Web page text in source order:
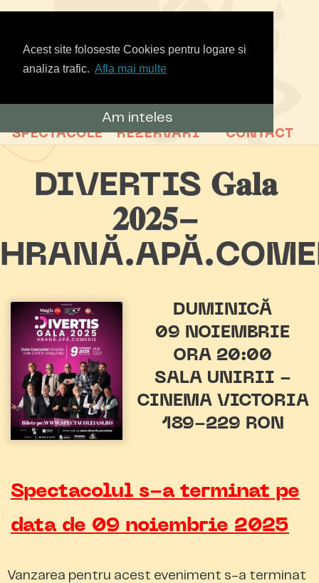
Acest site foloseste Cookies pentru logare si
analiza trafic. Afla mai multe
Am inteles
SPECTACOLE REZERVARI CONTACT
DIVERTIS 𝐆𝐚𝐥𝐚
𝟐𝟎𝟐𝟓-
DUMINICĂ
09 NOIEMBRIE
ORA 20:00
SALA UNIRII -
CINEMA VICTORIA
189-229 RON
Spectacolul s-a terminat pe
data de 09 noiembrie 2025
Vanzarea pentru acest eveniment s-a terminat